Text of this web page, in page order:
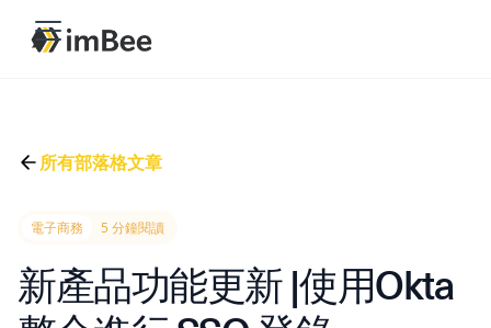
所有部落格文章
電子商務 5 分鐘閱讀
新產品功能更新 |使用Okta